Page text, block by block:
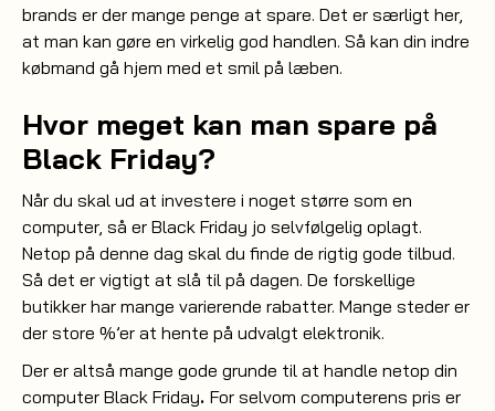
brands er der mange penge at spare. Det er særligt her,
at man kan gøre en virkelig god handlen. Så kan din indre
købmand gå hjem med et smil på læben.
Hvor meget kan man spare på
Black Friday?
Når du skal ud at investere i noget større som en
computer, så er Black Friday jo selvfølgelig oplagt.
Netop på denne dag skal du finde de rigtig gode tilbud.
Så det er vigtigt at slå til på dagen. De forskellige
butikker har mange varierende rabatter. Mange steder er
der store %’er at hente på udvalgt elektronik.
Der er altså mange gode grunde til at handle netop din
computer Black Friday. For selvom computerens pris er